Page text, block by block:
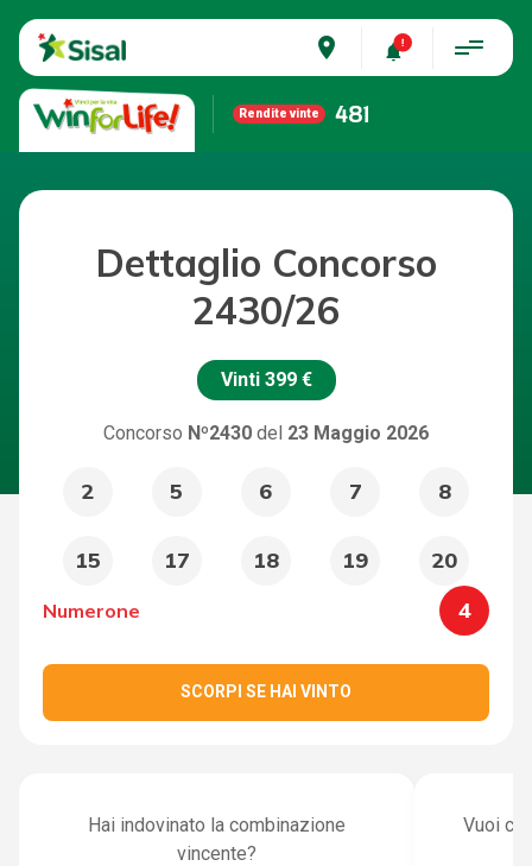
place
Rendite vinte 481
Dettaglio Concorso
2430/26
Vinti 399 €
Concorso Nº2430 del 23 Maggio 2026
2 5 6 7 8
15 17 18 19 20
Numerone 4
SCORPI SE HAI VINTO
Hai indovinato la combinazione
vincente?
Vuoi